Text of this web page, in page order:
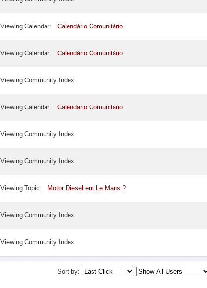
Viewing Calendar:Calendário Comunitário
Viewing Calendar:Calendário Comunitário
Viewing Community Index
Viewing Calendar:Calendário Comunitário
Viewing Community Index
Viewing Community Index
Viewing Topic: Motor Diesel em Le Mans ?
Viewing Community Index
Viewing Community Index
Sort by: